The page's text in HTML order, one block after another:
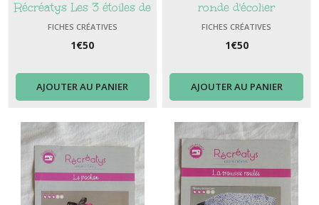
Récréatys Les 3 étoiles de
Noël
FICHES CRÉATIVES
1€50
AJOUTER AU PANIER
ronde d'écolier
FICHES CRÉATIVES
1€50
AJOUTER AU PANIER